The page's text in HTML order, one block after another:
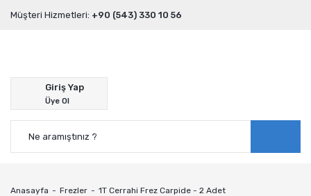
Müşteri Hizmetleri: +90 (543) 330 10 56
Giriş Yap
Üye Ol
Anasayfa Frezler 1T Cerrahi Frez Carpide - 2 Adet